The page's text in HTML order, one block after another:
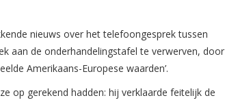
nieuws over het telefoongesprek tussen
aan de onderhandelingstafel te verwerven, door
Amerikaans-Europese waarden’.
op gerekend hadden: hij verklaarde feitelijk de